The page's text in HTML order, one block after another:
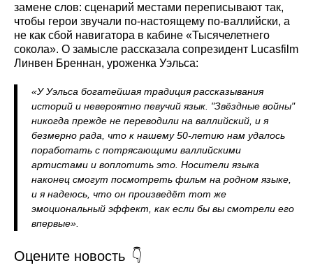
замене слов: сценарий местами переписывают так,
чтобы герои звучали по-настоящему по-валлийски, а
не как сбой навигатора в кабине «Тысячелетнего
сокола». О замысле рассказала сопрезидент Lucasfilm
Линвен Бреннан, уроженка Уэльса:
«У Уэльса богатейшая традиция рассказывания
историй и невероятно певучий язык. "Звёздные войны"
никогда прежде не переводили на валлийский, и я
безмерно рада, что к нашему 50-летию нам удалось
поработать с потрясающими валлийскими
артистами и воплотить это. Носители языка
наконец смогут посмотреть фильм на родном языке,
и я надеюсь, что он произведёт тот же
эмоциональный эффект, как если бы вы смотрели его
впервые».
Оцените новость